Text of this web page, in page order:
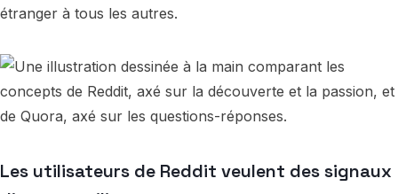
étranger à tous les autres.
Les utilisateurs de Reddit veulent des signaux